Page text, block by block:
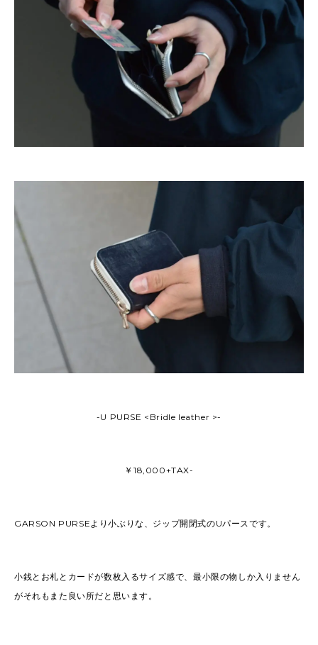
-U PURSE <Bridle leather >-
￥18,000+TAX-
GARSON PURSEより小ぶりな、ジップ開閉式のUパースです。
小銭とお札とカードが数枚入るサイズ感で、最小限の物しか入りません
がそれもまた良い所だと思います。